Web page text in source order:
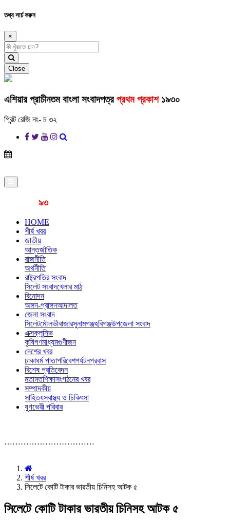
তথ্য সার্চ করুন
×
Close
এশিয়ার প্রাচীনতম বাংলা সংবাদপত্রপ্রথম প্রকাশ১৯৩০
প্রিন্ট রেজি নং- চ ৩২
৯৩বছর
HOME
শীর্ষ খবর
জাতীয়
আন্তর্জাতিক
রাজনীতি
অর্থনীতি
রাষ্ট্রপতির সংবাদ
সিলেট সংবাদখেলার মাঠ
বিনোদন
অঙ্গন-প্রাঙ্গনআদালত
জেলা সংবাদ
সিলেটমৌলভীবাজারসুনামগঞ্জহবিগঞ্জউপজেলা সংবাদ
এক্সক্লুসিভ
কৃষিগণমাধ্যমগুণীজন
দেশের খবর
ঢাকাধর্ম পাতাপরিবেশপর্যটনপ্রবাস
বিশেষ প্রতিবেদন
মতামতশিক্ষাসংগঠনের খবর
সম্পাদকীয়
সাহিত্যস্বাস্থ্য ও চিকিৎসা
যুগভেরী পরিবার
……………………………
শীর্ষ খবর
সিলেটে কোটি টাকার ভারতীয় চিনিসহ আটক ৫
সিলেটে কোটি টাকার ভারতীয় চিনিসহ আটক ৫